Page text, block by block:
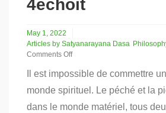
4echoit
May 1, 2022
Articles by Satyanarayana Dasa
Comments Off
Personne
du
Il est impossible de commettre
monde spirituel. Le péché et la
dans le monde matériel, tous